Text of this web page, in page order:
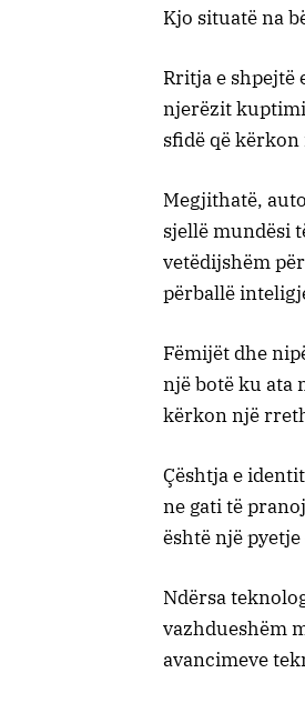
Kjo situatë na
Rritja e shpejtë
njerëzit
sfidë që kërkon
Megjithatë,
sjellë mundësi
vetëdijshëm
përballë
Fëmijët dhe
një botë ku ata
kërkon një
Çështja e
ne gati të
është një
Ndërsa
vazhdueshëm
avancimeve